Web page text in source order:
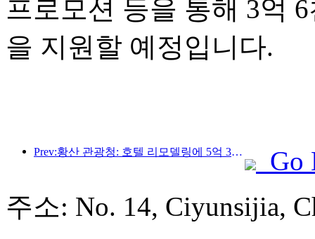
프로모션 등을 통해 3억
을 지원할 예정입니다.
Prev:황산 관광청: 호텔 리모델링에 5억 3천만 위안 투자 계획
Go
주소: No. 14, Ciyunsijia,